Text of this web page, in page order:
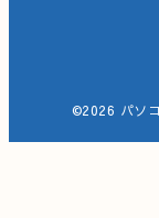
©2026 パソ